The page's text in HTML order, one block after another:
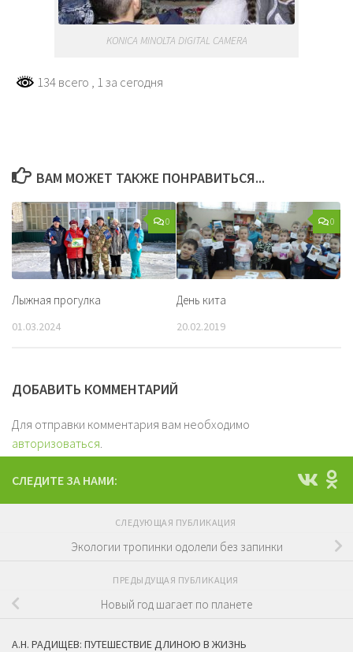
KONICA MINOLTA DIGITAL CAMERA
134 всего , 1 за сегодня
ВАМ МОЖЕТ ТАКЖЕ ПОНРАВИТЬСЯ...
0
Лыжная прогулка
01.03.2024
0
День кита
20.02.2019
ДОБАВИТЬ КОММЕНТАРИЙ
Для отправки комментария вам необходимо
авторизоваться.
СЛЕДИТЕ ЗА НАМИ:
СЛЕДУЮЩАЯ ПУБЛИКАЦИЯ
Экологии тропинки одолели без запинки
ПРЕДЫДУЩАЯ ПУБЛИКАЦИЯ
Новый год шагает по планете
А.Н. РАДИЩЕВ: ПУТЕШЕСТВИЕ ДЛИНОЮ В ЖИЗНЬ